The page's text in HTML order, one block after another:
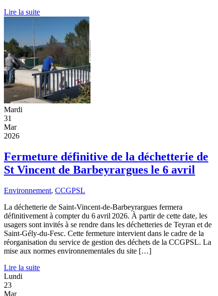
Lire la suite
Mardi
31
Mar
2026
Fermeture définitive de la déchetterie de
St Vincent de Barbeyrargues le 6 avril
Environnement, CCGPSL
La déchetterie de Saint-Vincent-de-Barbeyrargues fermera
définitivement à compter du 6 avril 2026. À partir de cette date, les
usagers sont invités à se rendre dans les déchetteries de Teyran et de
Saint-Gély-du-Fesc. Cette fermeture intervient dans le cadre de la
réorganisation du service de gestion des déchets de la CCGPSL. La
mise aux normes environnementales du site […]
Lire la suite
Lundi
23
Mar